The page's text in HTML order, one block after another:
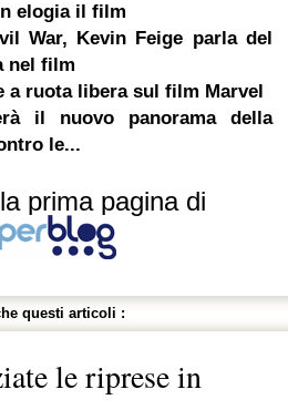
elogia il film
War, Kevin Feige parla del
nel film
a ruota libera sul film Marvel
il nuovo panorama della
le...
prima pagina di
questi articoli :
le riprese in